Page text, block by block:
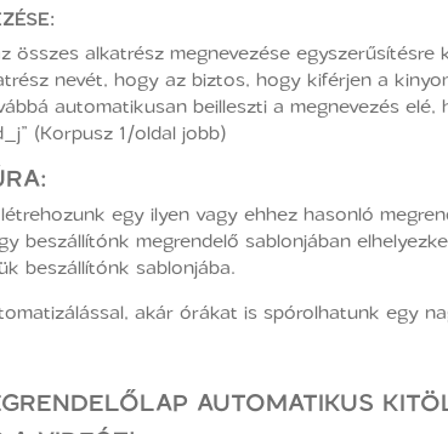
összes alkatrész megnevezése
nevét, hogy az biztos, hogy kiférjen a
automatikusan beilleszti a megnevezés
(Korpusz 1/oldal jobb)
egy ilyen vagy ehhez hasonló
beszállítónk megrendelő sablonjában
beszállítónk sablonjába.
akár órákat is spórolhatunk egy
AUTOMATIKUS